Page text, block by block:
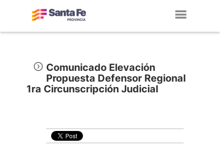
Comunicado Elevación
Propuesta Defensor Regional
1ra Circunscripción Judicial